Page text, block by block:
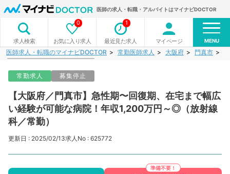
医師の求人・転職・アルバイトはマイナビDOCTOR
求人検索 お気に入り求人
0
最近見た求人
1
マイページ MENU
医師求人・転職のマイナビDOCTOR 常勤医師求人 大阪府 門真市
常勤求人 募集停止
【大阪府／門真市】急性期〜回復期、在宅まで幅広
い経験が可能な病院！年収1,200万円～◎（放射線
科／常勤）
更新日 : 2025/02/13求人No : 625772